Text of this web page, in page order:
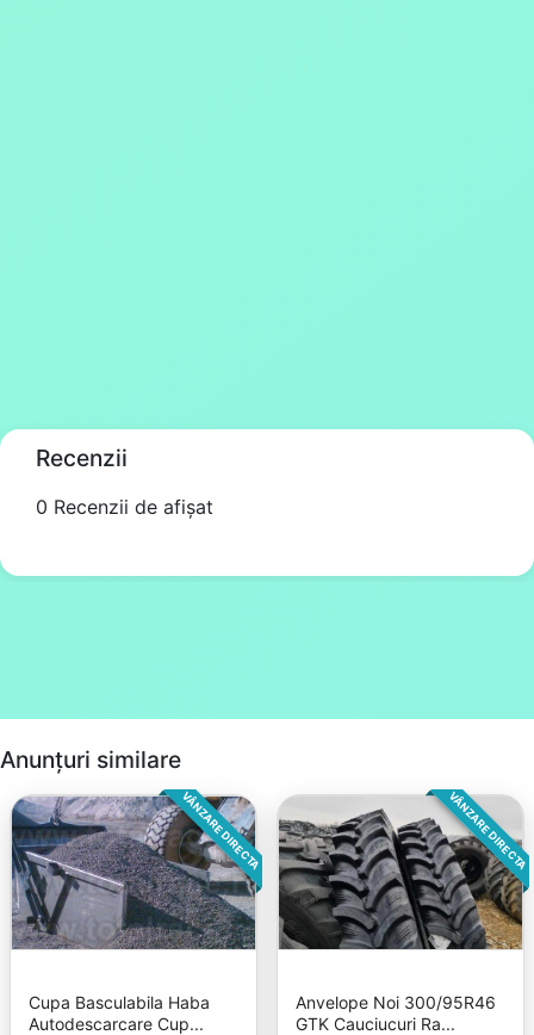
Recenzii
0 Recenzii de afișat
Anunțuri similare
VÂNZARE DIRECTA
Cupa Basculabila Haba
Autodescarcare Cup...
VÂNZARE DIRECTA
Anvelope Noi 300/95R46
GTK Cauciucuri Ra...